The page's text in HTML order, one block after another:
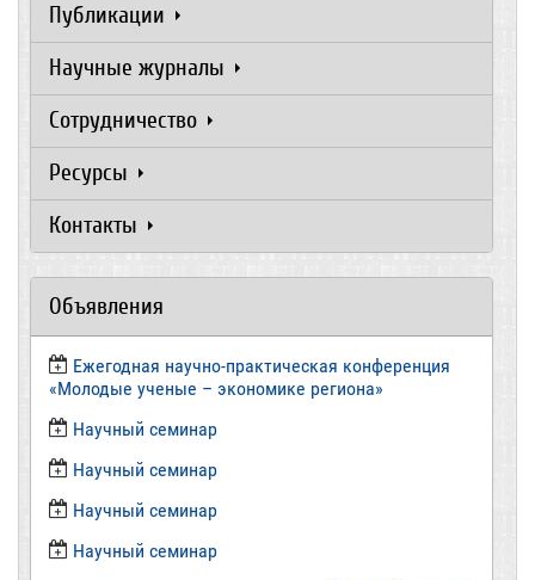
Публикации
Научные журналы
Сотрудничество
Ресурсы
Контакты
Объявления
Ежегодная научно-практическая конференция
«Молодые ученые – экономике региона»
​Научный семинар
​Научный семинар
Научный семинар
​Научный семинар